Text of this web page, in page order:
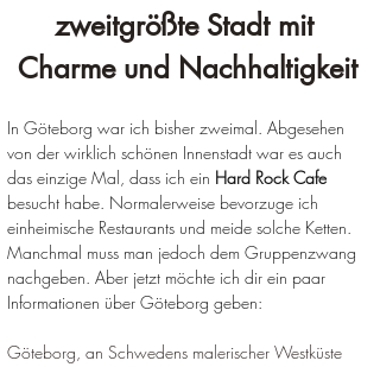
zweitgrößte Stadt mit
Charme und Nachhaltigkeit
In Göteborg war ich bisher zweimal. Abgesehen
von der wirklich schönen Innenstadt war es auch
das einzige Mal, dass ich ein Hard Rock Cafe
besucht habe. Normalerweise bevorzuge ich
einheimische Restaurants und meide solche Ketten.
Manchmal muss man jedoch dem Gruppenzwang
nachgeben. Aber jetzt möchte ich dir ein paar
Informationen über Göteborg geben:
Göteborg, an Schwedens malerischer Westküste